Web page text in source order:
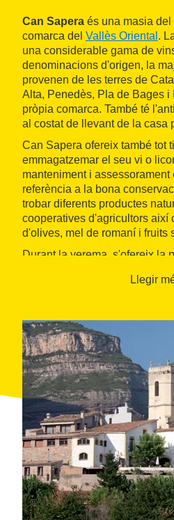
Can Sapera és una masia
comarca del Vallès Oriental .
una considerable gama de
denominacions d'origen, la
provenen de les terres de
Alta, Penedès, Pla de Bages i
pròpia comarca. També té
al costat de llevant de la casa
Can Sapera ofereix també tot
emmagatzemar el seu vi o
manteniment i assessorament
referència a la bona
trobar diferents productes
cooperatives d'agricultors així
d'olives, mel de romaní i fruits
Durant la verema, s'ofereix la
poder elaborar el seu propi vi.
Biosphere des del 2018.
Llegir